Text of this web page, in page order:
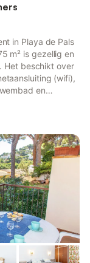
in Playa de Pals
m² is gezellig en
Het beschikt over
(wifi),
en
is
is ideaal, o...